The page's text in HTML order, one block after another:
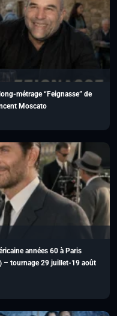
métrage “Feignasse” de
Moscato
années 60 à Paris
– tournage 29 juillet-19 août